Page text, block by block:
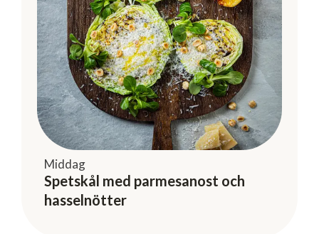
Middag
Spetskål med parmesanost och
hasselnötter